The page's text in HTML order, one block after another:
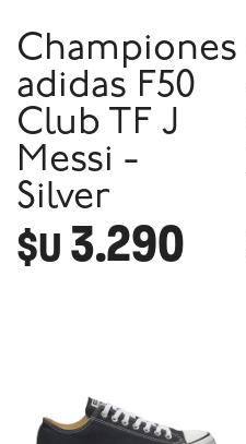
Championes
adidas F50
Club TF J
Messi -
Silver
$U 3.290